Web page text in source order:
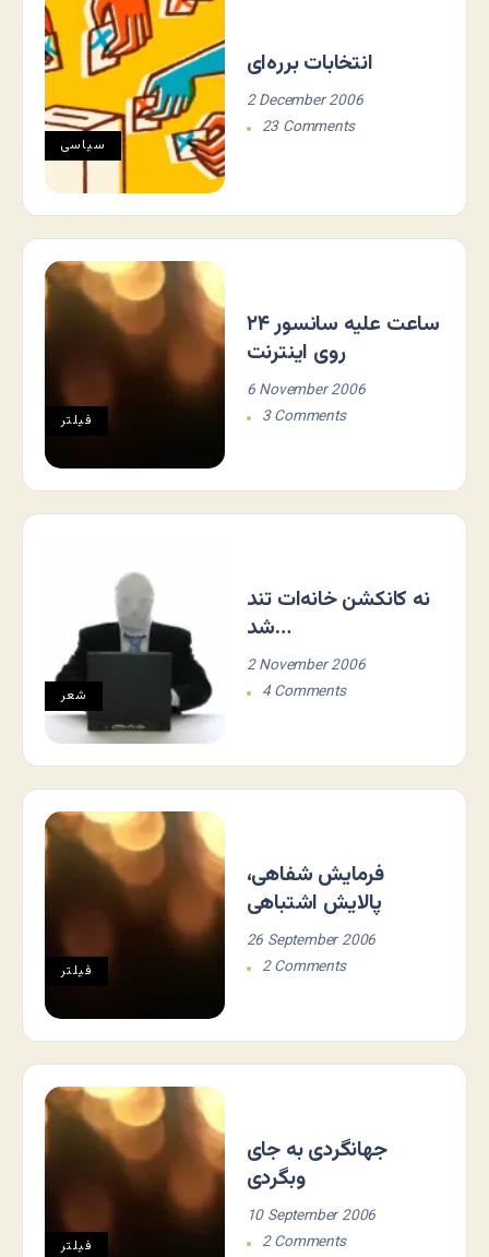
سياسی
انتخابات برره‌ای
2 December 2006
23 Comments
فيلتر
٢۴ ساعت علیه سانسور
روی اینترنت
6 November 2006
3 Comments
شعر
نه کانکشن خانه‌ات تند
شد…
2 November 2006
4 Comments
فيلتر
فرمایش شفاهی،
پالایش اشتباهی
26 September 2006
2 Comments
فيلتر
جهانگردی به جای
وبگردی
10 September 2006
2 Comments